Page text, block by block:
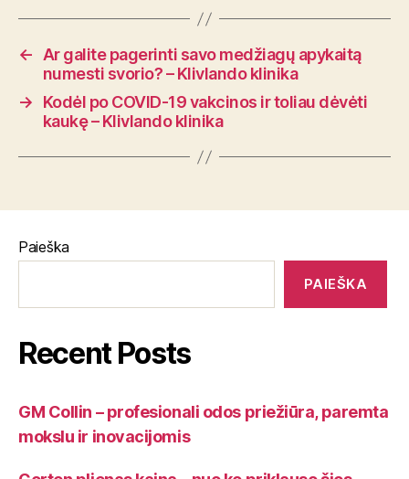
←
Ar galite pagerinti savo medžiagų apykaitą
numesti svorio? – Klivlando klinika
→
Kodėl po COVID-19 vakcinos ir toliau dėvėti
kaukę – Klivlando klinika
Paieška
PAIEŠKA
Recent Posts
GM Collin – profesionali odos priežiūra, paremta
mokslu ir inovacijomis